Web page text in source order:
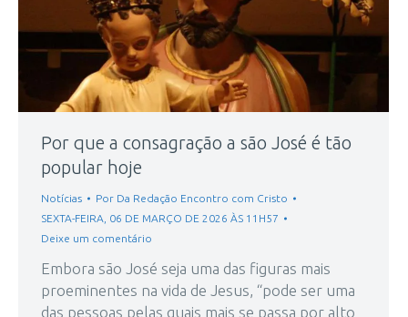
Por que a consagração a são José é tão
popular hoje
Notícias Por Da Redação Encontro com Cristo
SEXTA-FEIRA, 06 DE MARÇO DE 2026 ÀS 11H57
Deixe um comentário
Embora são José seja uma das figuras mais
proeminentes na vida de Jesus, “pode ser uma
das pessoas pelas quais mais se passa por alto